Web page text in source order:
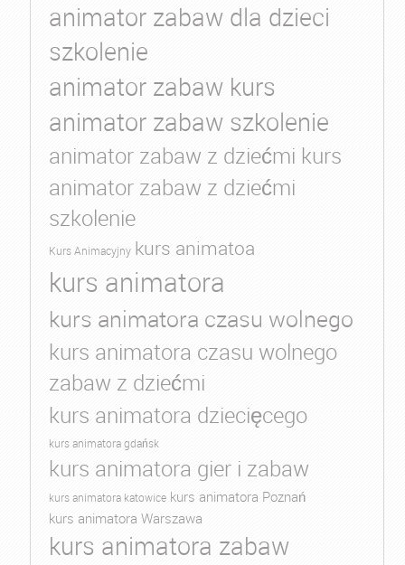
animator zabaw dla dzieci
szkolenie
animator zabaw kurs
animator zabaw szkolenie
animator zabaw z dziećmi kurs
animator zabaw z dziećmi
szkolenie
Kurs Animacyjny kurs animatoa
kurs animatora
kurs animatora czasu wolnego
kurs animatora czasu wolnego
zabaw z dziećmi
kurs animatora dziecięcego
kurs animatora gdańsk
kurs animatora gier i zabaw
kurs animatora katowice kurs animatora Poznań
kurs animatora Warszawa
kurs animatora zabaw